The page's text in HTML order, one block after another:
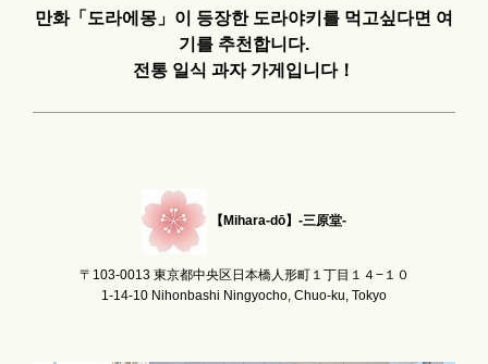
만화「도라에몽」이 등장한 도라야키 를 먹고싶다면 여
기를 추천합니다.
전통 일식 과자 가게입니다！
【Mihara-dō】-三原堂-
〒103-0013 東京都中央区日本橋人形町１丁目１４−１０
1-14-10 Nihonbashi Ningyocho, Chuo-ku, Tokyo